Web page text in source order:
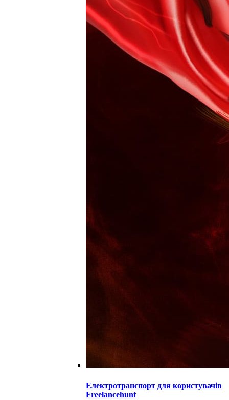
Електротранспорт для користувачів
Freelancehunt